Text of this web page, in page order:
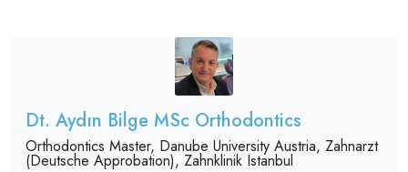
Dt. Aydın Bilge MSc Orthodontics
Orthodontics Master, Danube University Austria, Zahnarzt
(Deutsche Approbation), Zahnklinik Istanbul